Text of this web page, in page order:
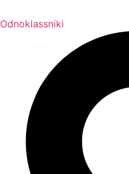
Odnoklassniki